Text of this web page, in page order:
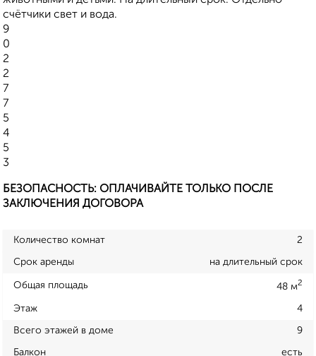
счётчики свет и вода.
9
0
2
2
7
7
5
4
5
3
БЕЗОПАСНОСТЬ: ОПЛАЧИВАЙТЕ ТОЛЬКО ПОСЛЕ
ЗАКЛЮЧЕНИЯ ДОГОВОРА
Количество комнат 2
Срок аренды на длительный срок
Общая площадь 48 м2
Этаж 4
Всего этажей в доме 9
Балкон есть